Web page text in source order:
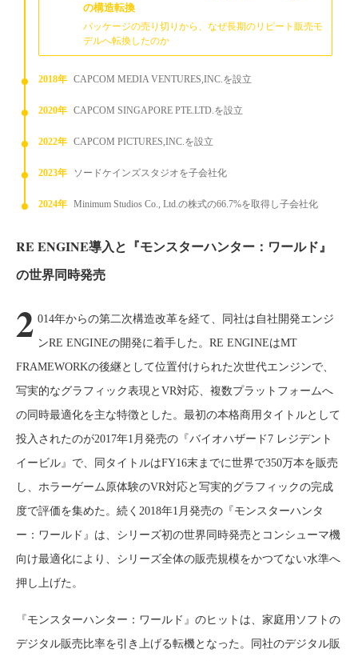
の構造転換
パッケージの売り切りから、なぜ長期のリピート販売モ
デルへ転換したのか
2018年 CAPCOM MEDIA VENTURES,INC.を設立
2020年 CAPCOM SINGAPORE PTE.LTD.を設立
2022年 CAPCOM PICTURES,INC.を設立
2023年 ソードケインズスタジオを子会社化
2024年 Minimum Studios Co., Ltd.の株式の66.7%を取得し子会社化
RE ENGINE導入と『モンスターハンター：ワールド』
の世界同時発売
2 014年からの第二次構造改革を経て、同社は自社開発エンジ
ンRE ENGINEの開発に着手した。RE ENGINEはMT
FRAMEWORKの後継として位置付けられた次世代エンジンで、
写実的なグラフィック表現とVR対応、複数プラットフォームへ
の同時最適化を主な特徴とした。最初の本格商用タイトルとして
投入されたのが2017年1月発売の『バイオハザード7 レジデント
イービル』で、同タイトルはFY16末までに世界で350万本を販売
し、ホラーゲーム原体験のVR対応と写実的グラフィックの完成
度で評価を集めた。続く2018年1月発売の『モンスターハンタ
ー：ワールド』は、シリーズ初の世界同時発売とコンシューマ機
向け最適化により、シリーズ全体の販売規模をかつてない水準へ
押し上げた。
『モンスターハンター：ワールド』のヒットは、家庭用ソフトの
デジタル販売比率を引き上げる転機となった。同社のデジタル販